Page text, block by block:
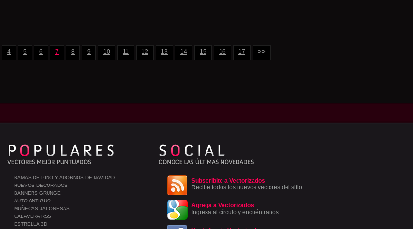
4 5 6 7 8 9 10 11 12 13 14 15 16 17 >>
Subscribite a Vectorizados
Recibe todos los nuevos vectores del sitio
Agrega a Vectorizados
Ingresa al círculo y encuéntranos.
RAMAS DE PINO Y ADORNOS DE NAVIDAD
HUEVOS DECORADOS
BANNERS GRUNGE
AUTO ANTIGUO
MUÑECAS JAPONESAS
CALAVERA RSS
ESTRELLA 3D